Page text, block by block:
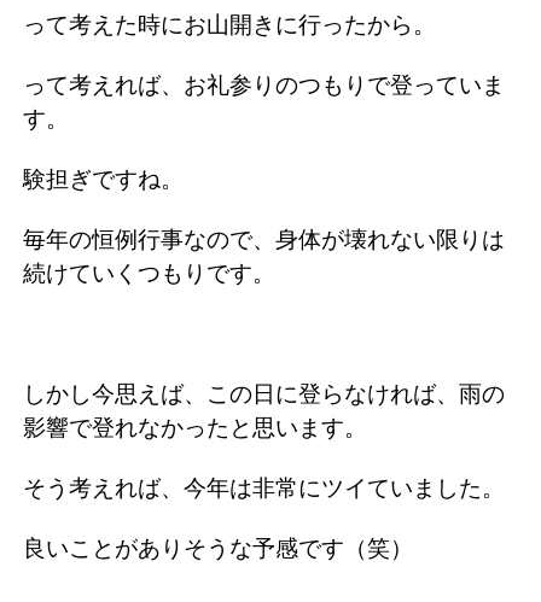
って考えた時にお山開きに行ったから。
って考えれば、お礼参りのつもりで登っていま
す。
験担ぎですね。
毎年の恒例行事なので、身体が壊れない限りは
続けていくつもりです。
しかし今思えば、この日に登らなければ、雨の
影響で登れなかったと思います。
そう考えれば、今年は非常にツイていました。
良いことがありそうな予感です（笑）